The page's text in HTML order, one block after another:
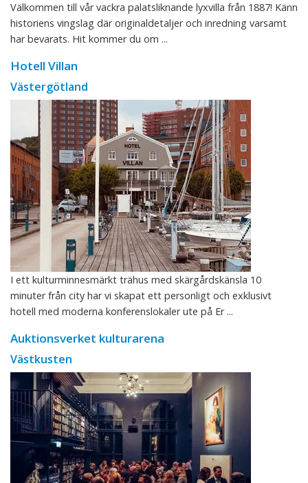
Välkommen till vår vackra palatsliknande lyxvilla från 1887! Känn
historiens vingslag där originaldetaljer och inredning varsamt
har bevarats. Hit kommer du om ...
Hotell Villan
Västergötland
I ett kulturminnesmärkt trähus med skärgårdskänsla 10
minuter från city har vi skapat ett personligt och exklusivt
hotell med moderna konferenslokaler ute på Er ...
Auktionsverket kulturarena
Västkusten